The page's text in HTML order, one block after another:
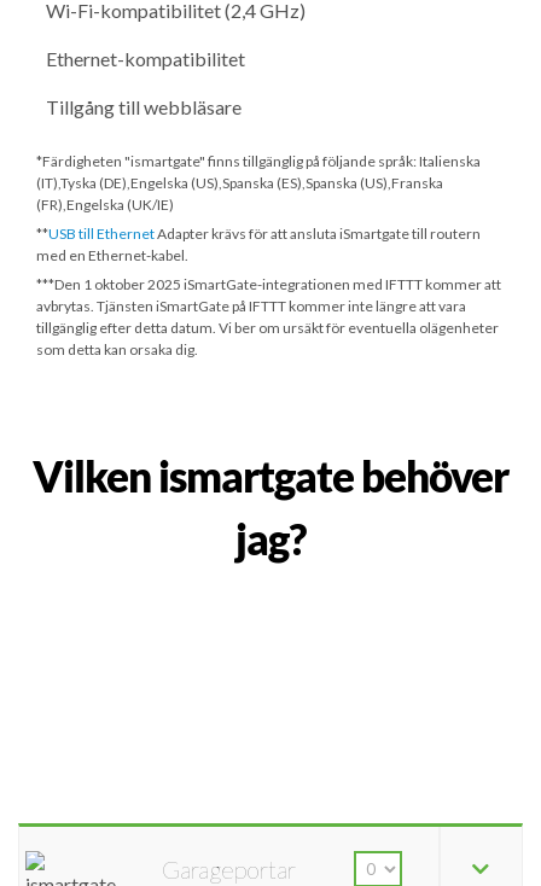
Wi-Fi-kompatibilitet (2,4 GHz)
Ethernet-kompatibilitet
Tillgång till webbläsare
*Färdigheten "ismartgate" finns tillgänglig på följande språk: Italienska
(IT),Tyska (DE),Engelska (US),Spanska (ES),Spanska (US),Franska
(FR),Engelska (UK/IE)
**USB till EthernetAdapter krävs för att ansluta iSmartgate till routern
med en Ethernet-kabel.
***Den 1 oktober 2025 iSmartGate-integrationen med IFTTT kommer att
avbrytas. Tjänsten iSmartGate på IFTTT kommer inte längre att vara
tillgänglig efter detta datum. Vi ber om ursäkt för eventuella olägenheter
som detta kan orsaka dig.
Vilken ismartgate behöver
jag?
Garageportar